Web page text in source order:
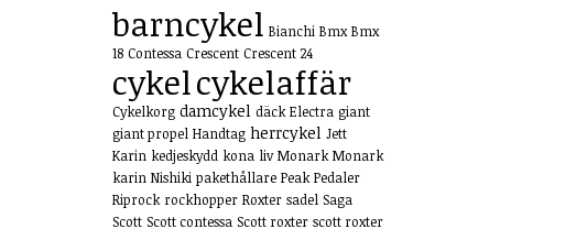
barncykel Bianchi Bmx Bmx
18 Contessa Crescent Crescent 24
cykelcykelaffär
Cykelkorg damcykel däck Electra giant
giant propel Handtag herrcykel Jett
Karin kedjeskydd kona liv Monark Monark
karin Nishiki pakethållare Peak Pedaler
Riprock rockhopper Roxter sadel Saga
Scott Scott contessa Scott roxter scott roxter